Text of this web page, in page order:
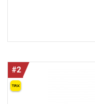
#2